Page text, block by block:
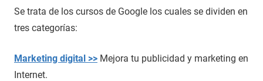
Se trata de los cursos de Google los cuales se dividen en
tres categorías:
Marketing digital >> Mejora tu publicidad y marketing en
Internet.